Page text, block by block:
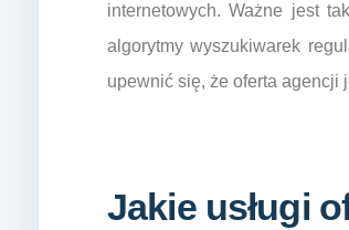
internetowych. Ważne jest
algorytmy wyszukiwarek
upewnić się, że oferta agencji
Jakie usługi